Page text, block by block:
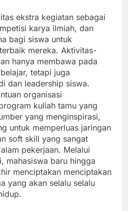
ekstra kegiatan sebagai
karya ilmiah, dan
bagi siswa untuk
mereka. Aktivitas-
hanya membawa pada
tetapi juga
dan leadership siswa.
organisasi
kuliah tamu yang
yang menginspirasi,
untuk memperluas jaringan
soft skill yang sangat
pekerjaan. Melalui
mahasiswa baru hingga
menciptakan menciptakan
yang akan selalu selalu